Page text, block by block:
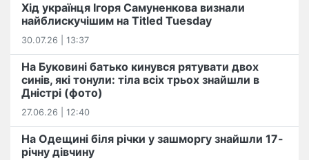
Хід українця Ігоря Самуненкова визнали
найблискучішим на Titled Tuesday
30.07.26 | 13:37
На Буковині батько кинувся рятувати двох
синів, які тонули: тіла всіх трьох знайшли в
Дністрі (фото)
27.06.26 | 12:40
На Одещині біля річки у зашморгу знайшли 17-
річну дівчину